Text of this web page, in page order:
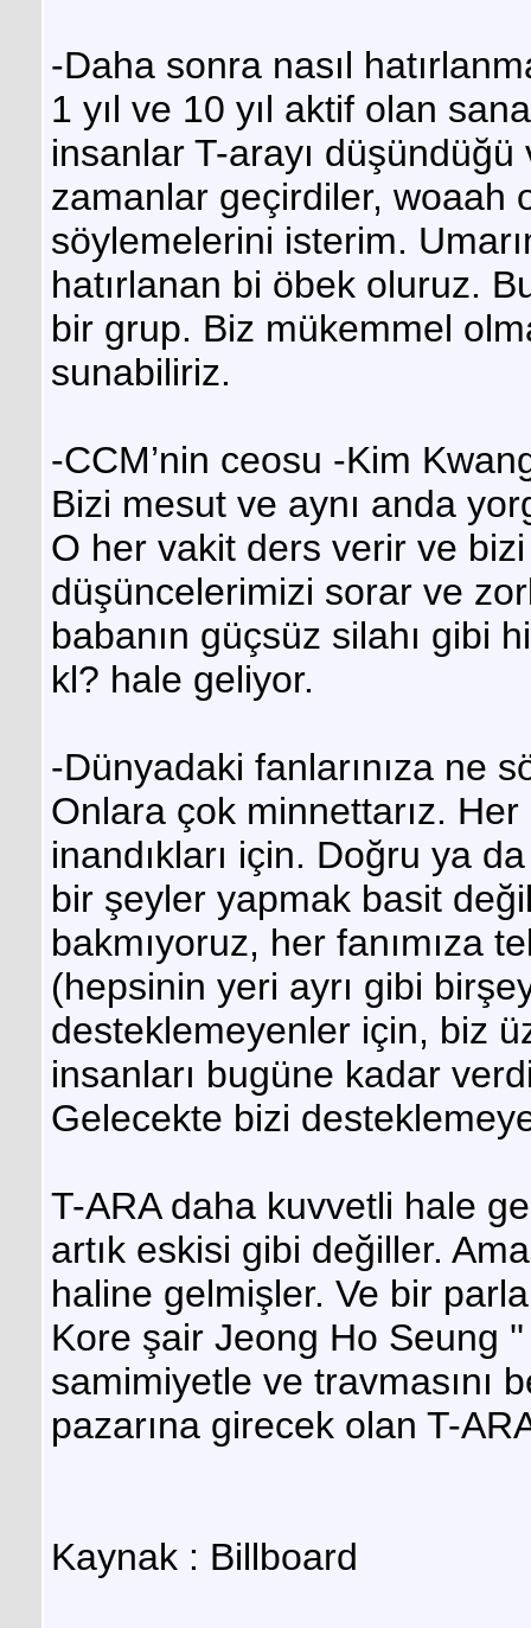
-Daha sonra nasıl
1 yıl ve 10 yıl aktif olan
insanlar T-arayı
zamanlar geçirdiler, woaah
söylemelerini isterim.
hatırlanan bi öbek oluruz.
bir grup. Biz mükemmel
sunabiliriz.
-CCM’nin ceosu -Kim
Bizi mesut ve aynı anda
O her vakit ders verir ve
düşüncelerimizi sorar ve
babanın güçsüz silahı gibi
kl? hale geliyor.
-Dünyadaki fanlarınıza ne
Onlara çok minnettarız.
inandıkları için. Doğru ya
bir şeyler yapmak basit
bakmıyoruz, her fanımıza
(hepsinin yeri ayrı gibi
desteklemeyenler için, biz
insanları bugüne kadar
Gelecekte bizi
T-ARA daha kuvvetli hale
artık eskisi gibi değiller.
haline gelmişler. Ve bir
Kore şair Jeong Ho Seung
samimiyetle ve travmasını
pazarına girecek olan T-
Kaynak : Billboard